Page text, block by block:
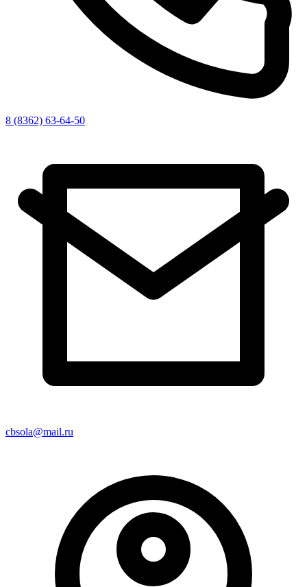
8 (8362) 63-64-50
cbsola@mail.ru